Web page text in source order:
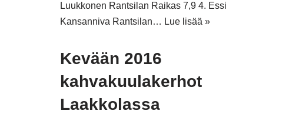
Luukkonen Rantsilan Raikas 7,9 4. Essi
Kansanniva Rantsilan… Lue lisää »
Kevään 2016
kahvakuulakerhot
Laakkolassa